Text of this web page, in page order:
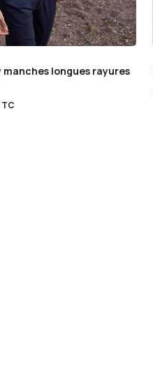
longues rayures